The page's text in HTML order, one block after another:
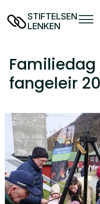
STIFTELSEN
LENKEN
Familiedag
fangeleir